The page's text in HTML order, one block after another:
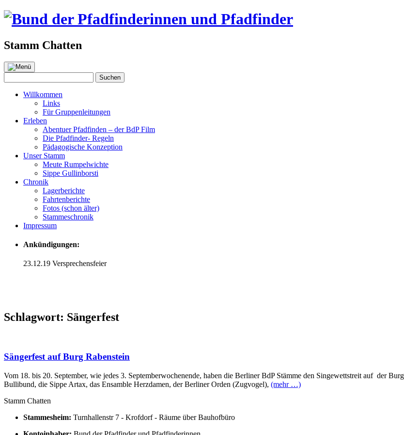
Stamm Chatten
Zum
Inhalt
springen
nach:
Suchen
Willkommen
Links
Für Gruppenleitungen
Erleben
Abentuer Pfadfinden – der BdP Film
Die Pfadfinder- Regeln
Pädagogische Konzeption
Unser Stamm
Meute Rumpelwichte
Sippe Gullinborsti
Chronik
Lagerberichte
Fahrtenberichte
Fotos (schon älter)
Stammeschronik
Impressum
Ankündigungen:
23.12.19 Versprechensfeier
Schlagwort: Sängerfest
Sängerfest auf Burg Rabenstein
Vom 18. bis 20. September, wie jedes 3. Septemberwochenende, haben die Berliner BdP Stämme den Singewettstreit auf der
Bullibund, die Sippe Artax, das Ensamble Herzdamen, der Berliner Orden (Zugvogel), (mehr …)
Stamm Chatten
Stammesheim: Turnhallenstr 7 - Krofdorf - Räume über Bauhofbüro